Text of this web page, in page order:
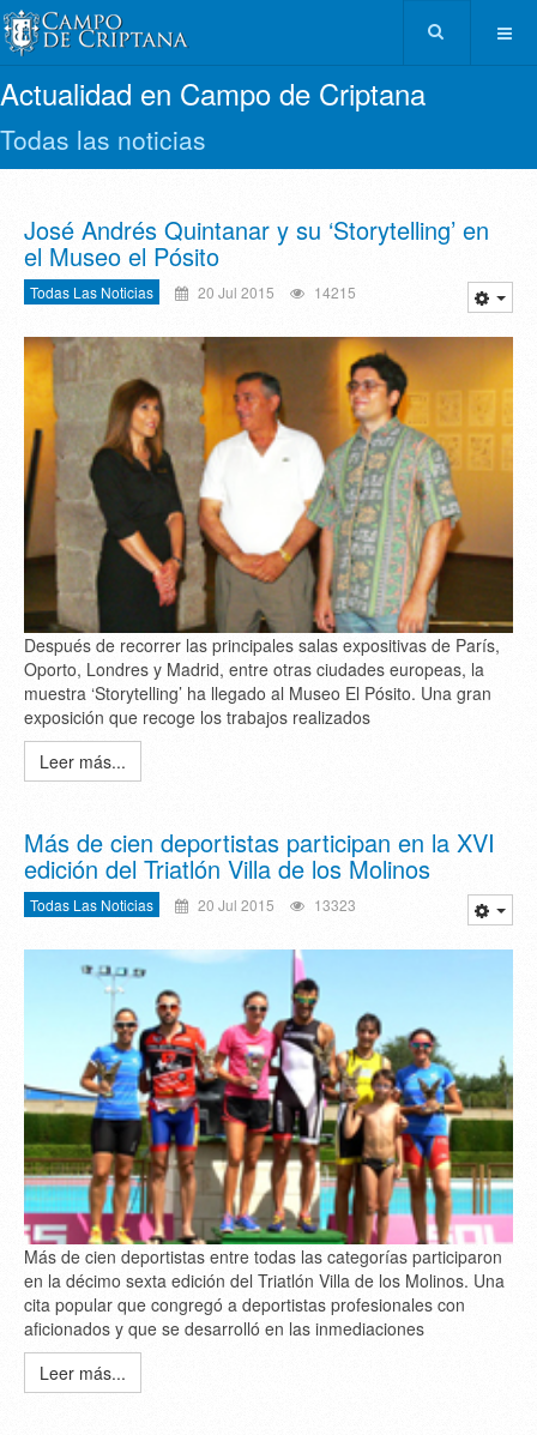
Actualidad en Campo de Criptana
Todas las noticias
José Andrés Quintanar y su ‘Storytelling’ en
el Museo el Pósito
Todas Las Noticias 20 Jul 2015 14215
Después de recorrer las principales salas expositivas de París,
Oporto, Londres y Madrid, entre otras ciudades europeas, la
muestra ‘Storytelling’ ha llegado al Museo El Pósito. Una gran
exposición que recoge los trabajos realizados
Leer más...
Más de cien deportistas participan en la XVI
edición del Triatlón Villa de los Molinos
Todas Las Noticias 20 Jul 2015 13323
Más de cien deportistas entre todas las categorías participaron
en la décimo sexta edición del Triatlón Villa de los Molinos. Una
cita popular que congregó a deportistas profesionales con
aficionados y que se desarrolló en las inmediaciones
Leer más...